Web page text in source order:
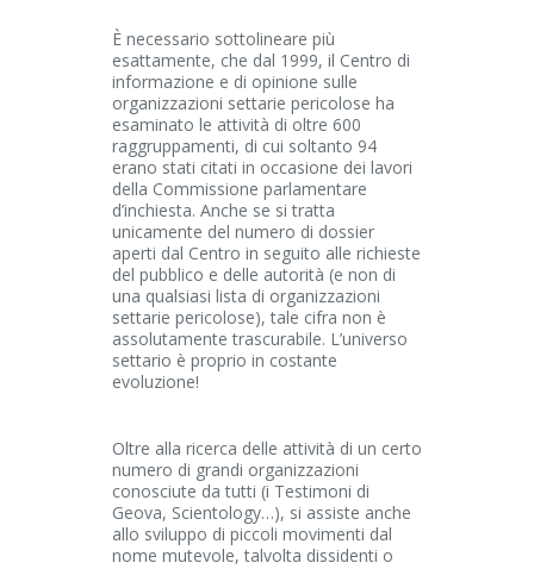
È necessario sottolineare più
esattamente, che dal 1999, il Centro di
informazione e di opinione sulle
organizzazioni settarie pericolose ha
esaminato le attività di oltre 600
raggruppamenti, di cui soltanto 94
erano stati citati in occasione dei lavori
della Commissione parlamentare
d’inchiesta. Anche se si tratta
unicamente del numero di dossier
aperti dal Centro in seguito alle richieste
del pubblico e delle autorità (e non di
una qualsiasi lista di organizzazioni
settarie pericolose), tale cifra non è
assolutamente trascurabile. L’universo
settario è proprio in costante
evoluzione!
Oltre alla ricerca delle attività di un certo
numero di grandi organizzazioni
conosciute da tutti (i Testimoni di
Geova, Scientology…), si assiste anche
allo sviluppo di piccoli movimenti dal
nome mutevole, talvolta dissidenti o